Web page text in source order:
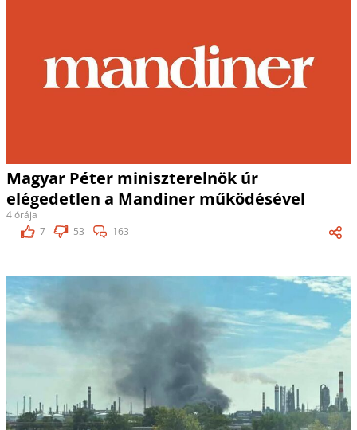
Magyar Péter miniszterelnök úr
elégedetlen a Mandiner működésével
4 órája
7
53 163